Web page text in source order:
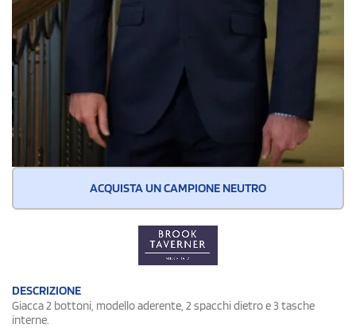
ACQUISTA UN CAMPIONE NEUTRO
DESCRIZIONE
Giacca 2 bottoni, modello aderente, 2 spacchi dietro e 3 tasche
interne.